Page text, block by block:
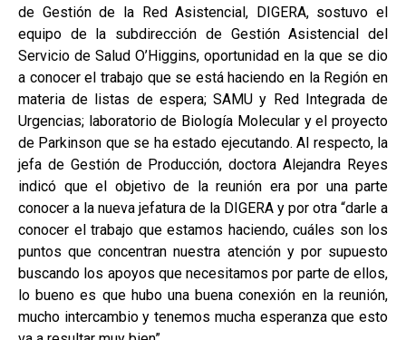
de Gestión de la Red Asistencial, DIGERA, sostuvo el
equipo de la subdirección de Gestión Asistencial del
Servicio de Salud O’Higgins, oportunidad en la que se dio
a conocer el trabajo que se está haciendo en la Región en
materia de listas de espera; SAMU y Red Integrada de
Urgencias; laboratorio de Biología Molecular y el proyecto
de Parkinson que se ha estado ejecutando. Al respecto, la
jefa de Gestión de Producción, doctora Alejandra Reyes
indicó que el objetivo de la reunión era por una parte
conocer a la nueva jefatura de la DIGERA y por otra “darle a
conocer el trabajo que estamos haciendo, cuáles son los
puntos que concentran nuestra atención y por supuesto
buscando los apoyos que necesitamos por parte de ellos,
lo bueno es que hubo una buena conexión en la reunión,
mucho intercambio y tenemos mucha esperanza que esto